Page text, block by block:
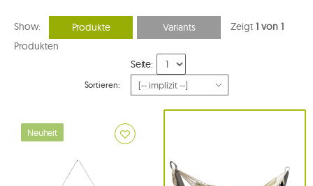
Show: Produkte Variants Zeigt 1 von 1
Produkten
Seite:
Sortieren:
Neuheit